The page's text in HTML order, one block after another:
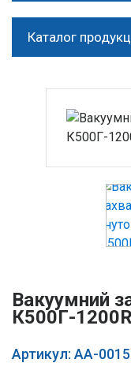
Каталог
Вакуумний
К500Г-1200R
Артикул: AA-